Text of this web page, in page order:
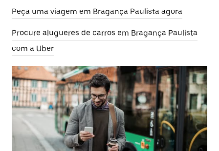
Peça uma viagem em Bragança Paulista agora
Procure alugueres de carros em Bragança Paulista
com a Uber